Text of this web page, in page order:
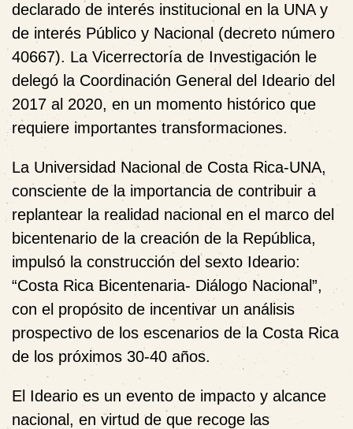
declarado de interés institucional en la UNA y
de interés Público y Nacional (decreto número
40667). La Vicerrectoría de Investigación le
delegó la Coordinación General del Ideario del
2017 al 2020, en un momento histórico que
requiere importantes transformaciones.
La Universidad Nacional de Costa Rica-UNA,
consciente de la importancia de contribuir a
replantear la realidad nacional en el marco del
bicentenario de la creación de la República,
impulsó la construcción del sexto Ideario:
“Costa Rica Bicentenaria- Diálogo Nacional”,
con el propósito de incentivar un análisis
prospectivo de los escenarios de la Costa Rica
de los próximos 30-40 años.
El Ideario es un evento de impacto y alcance
nacional, en virtud de que recoge las